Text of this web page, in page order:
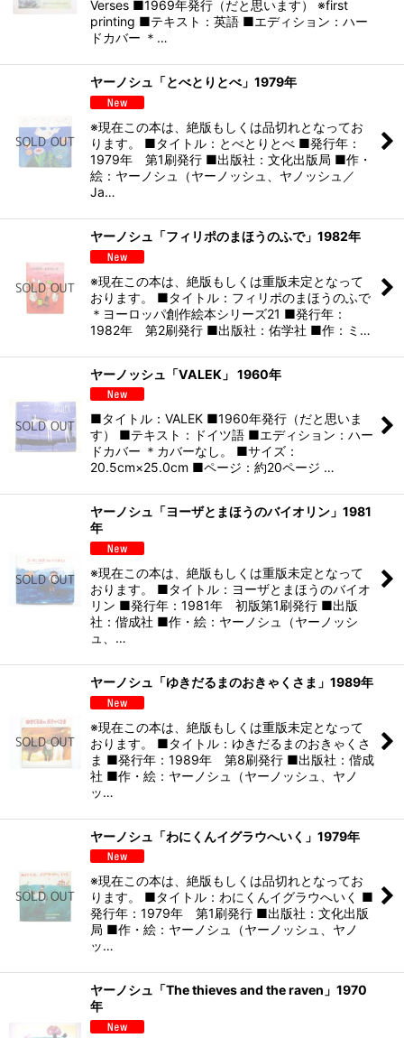
Verses ■1969年発行（だと思います） ※first
printing ■テキスト：英語 ■エディション：ハー
ドカバー ＊…
ヤーノシュ「とべとりとべ」1979年
※現在この本は、絶版もしくは品切れとなってお
ります。 ■タイトル：とべとりとべ ■発行年：
1979年 第1刷発行 ■出版社：文化出版局 ■作・
絵：ヤーノシュ（ヤーノッシュ、ヤノッシュ／
Ja…
ヤーノシュ「フィリポのまほうのふで」1982年
※現在この本は、絶版もしくは重版未定となって
おります。 ■タイトル：フィリポのまほうのふで
＊ヨーロッパ創作絵本シリーズ21 ■発行年：
1982年 第2刷発行 ■出版社：佑学社 ■作：ミ…
ヤーノッシュ「VALEK」 1960年
■タイトル：VALEK ■1960年発行（だと思いま
す） ■テキスト：ドイツ語 ■エディション：ハー
ドカバー ＊カバーなし。 ■サイズ：
20.5cm×25.0cm ■ページ：約20ページ …
ヤーノシュ「ヨーザとまほうのバイオリン」1981
年
※現在この本は、絶版もしくは重版未定となって
おります。 ■タイトル：ヨーザとまほうのバイオ
リン ■発行年：1981年 初版第1刷発行 ■出版
社：偕成社 ■作・絵：ヤーノシュ（ヤーノッシ
ュ、…
ヤーノシュ「ゆきだるまのおきゃくさま」1989年
※現在この本は、絶版もしくは重版未定となって
おります。 ■タイトル：ゆきだるまのおきゃくさ
ま ■発行年：1989年 第8刷発行 ■出版社：偕成
社 ■作・絵：ヤーノシュ（ヤーノッシュ、ヤノ
ッ…
ヤーノシュ「わにくんイグラウへいく」1979年
※現在この本は、絶版もしくは品切れとなってお
ります。 ■タイトル：わにくんイグラウへいく ■
発行年：1979年 第1刷発行 ■出版社：文化出版
局 ■作・絵：ヤーノシュ（ヤーノッシュ、ヤノ
ッ…
ヤーノシュ「The thieves and the raven」1970
年